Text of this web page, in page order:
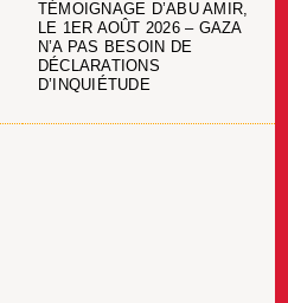
TÉMOIGNAGE D’ABU AMIR,
LE 1ER AOÛT 2026 – GAZA
N’A PAS BESOIN DE
DÉCLARATIONS
D’INQUIÉTUDE